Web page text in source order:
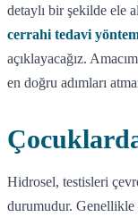
detaylı bir şekilde ele
cerrahi tedavi
açıklayacağız.
en doğru adımları
Hidrosel, testisleri
durumudur. Genellikle